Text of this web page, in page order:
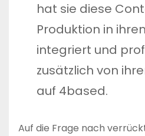
hat sie diese
Produktion in
integriert und
zusätzlich von
auf 4based.
Auf die Frage nach